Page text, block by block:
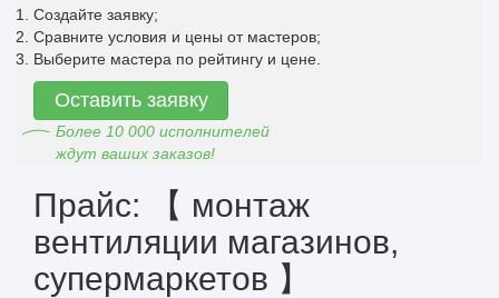
Создайте заявку;
Сравните условия и цены от мастеров;
Выберите мастера по рейтингу и цене.
Оставить заявку
Более 10 000 исполнителей
ждут ваших заказов!
Прайс: 【 монтаж
вентиляции магазинов,
супермаркетов 】